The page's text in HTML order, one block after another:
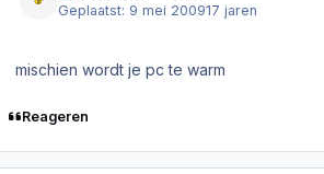
Geplaatst: 9 mei 200917 jaren
mischien wordt je pc te warm
Reageren